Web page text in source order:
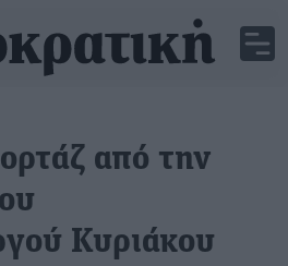
από την
Κυριάκου